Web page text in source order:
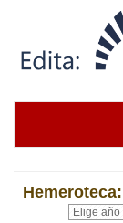
Hemeroteca: